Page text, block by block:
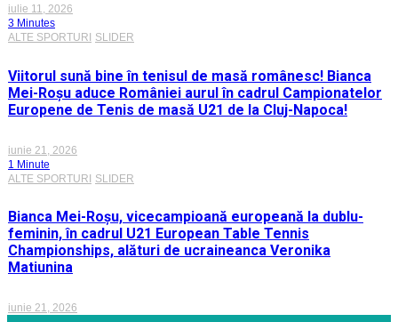
iulie 11, 2026
3 Minutes
ALTE SPORTURI
SLIDER
Viitorul sună bine în tenisul de masă românesc! Bianca
Mei-Roșu aduce României aurul în cadrul Campionatelor
Europene de Tenis de masă U21 de la Cluj-Napoca!
iunie 21, 2026
1 Minute
ALTE SPORTURI SLIDER
Bianca Mei-Roșu, vicecampioană europeană la dublu-
feminin, în cadrul U21 European Table Tennis
Championships, alături de ucraineanca Veronika
Matiunina
iunie 21, 2026